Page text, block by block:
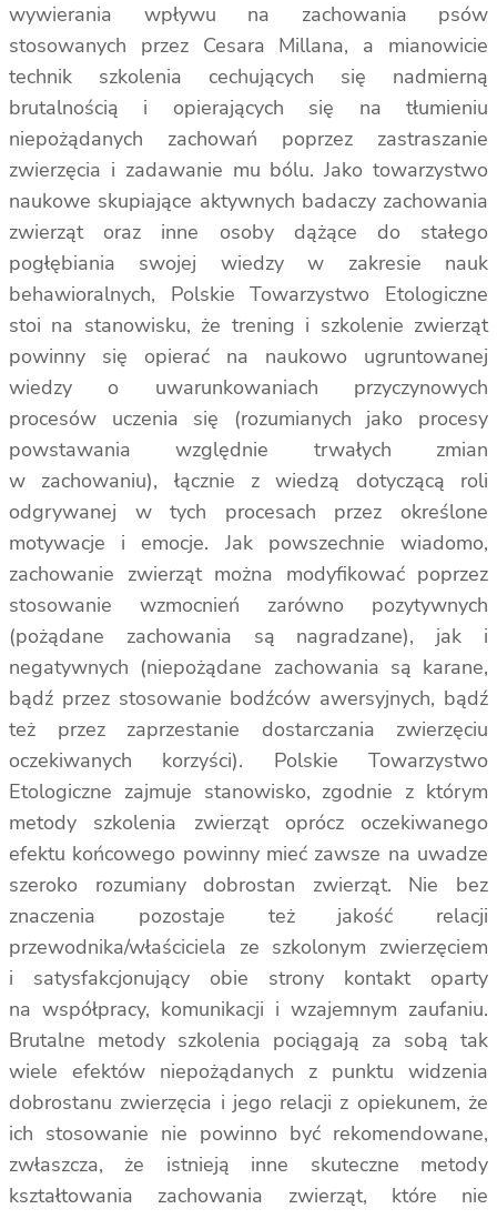
wywierania wpływu na zachowania psów
stosowanych przez Cesara Millana, a mianowicie
technik szkolenia cechujących się nadmierną
brutalnością i opierających się na tłumieniu
niepożądanych zachowań poprzez zastraszanie
zwierzęcia i zadawanie mu bólu. Jako towarzystwo
naukowe skupiające aktywnych badaczy zachowania
zwierząt oraz inne osoby dążące do stałego
pogłębiania swojej wiedzy w zakresie nauk
behawioralnych, Polskie Towarzystwo Etologiczne
stoi na stanowisku, że trening i szkolenie zwierząt
powinny się opierać na naukowo ugruntowanej
wiedzy o uwarunkowaniach przyczynowych
procesów uczenia się (rozumianych jako procesy
powstawania względnie trwałych zmian
w zachowaniu), łącznie z wiedzą dotyczącą roli
odgrywanej w tych procesach przez określone
motywacje i emocje. Jak powszechnie wiadomo,
zachowanie zwierząt można modyfikować poprzez
stosowanie wzmocnień zarówno pozytywnych
(pożądane zachowania są nagradzane), jak i
negatywnych (niepożądane zachowania są karane,
bądź przez stosowanie bodźców awersyjnych, bądź
też przez zaprzestanie dostarczania zwierzęciu
oczekiwanych korzyści). Polskie Towarzystwo
Etologiczne zajmuje stanowisko, zgodnie z którym
metody szkolenia zwierząt oprócz oczekiwanego
efektu końcowego powinny mieć zawsze na uwadze
szeroko rozumiany dobrostan zwierząt. Nie bez
znaczenia pozostaje też jakość relacji
przewodnika/właściciela ze szkolonym zwierzęciem
i satysfakcjonujący obie strony kontakt oparty
na współpracy, komunikacji i wzajemnym zaufaniu.
Brutalne metody szkolenia pociągają za sobą tak
wiele efektów niepożądanych z punktu widzenia
dobrostanu zwierzęcia i jego relacji z opiekunem, że
ich stosowanie nie powinno być rekomendowane,
zwłaszcza, że istnieją inne skuteczne metody
kształtowania zachowania zwierząt, które nie